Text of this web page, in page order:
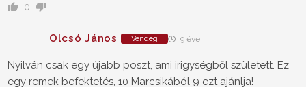
0
Olcsó János Vendég 9 éve
Nyilván csak egy újabb poszt, ami irigységből született. Ez
egy remek befektetés, 10 Marcsikából 9 ezt ajánlja!